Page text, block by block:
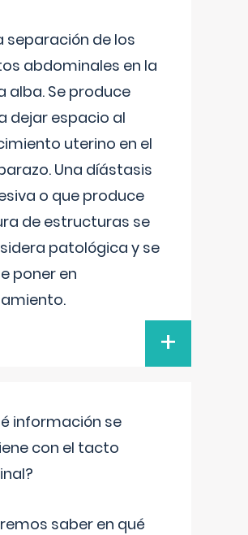
separación de los
abdominales en la
alba. Se produce
dejar espacio al
uterino en el
Una díástasis
o que produce
de estructuras se
patológica y se
poner en
+
información se
con el tacto
saber en qué